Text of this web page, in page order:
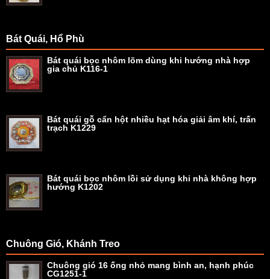
Bát Quái, Hổ Phù
Bát quái bọc nhôm lõm dùng khi hướng nhà hợp
gia chủ K116-1
Bát quái gỗ cẩn hột nhiều hạt hóa giải âm khí, trấn
trạch K1229
Bát quái bọc nhôm lồi sử dụng khi nhà không hợp
hướng K1202
Chuông Gió, Khánh Treo
Chuông gió 16 ống nhỏ mang bình an, hạnh phúc
CG1251-1